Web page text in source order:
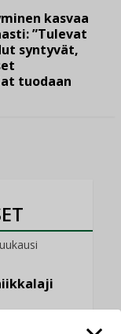
kasvaa
”Tulevat
syntyvät,
tuodaan